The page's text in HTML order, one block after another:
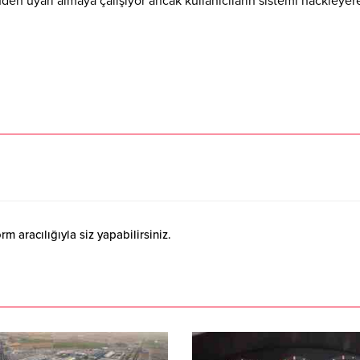
aracılığıyla siz yapabilirsiniz.